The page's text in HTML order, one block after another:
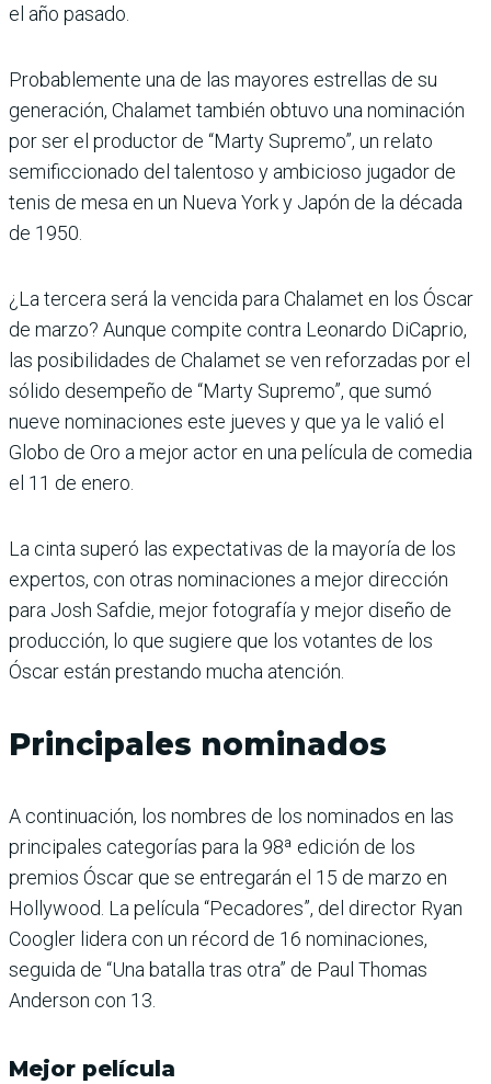
el año pasado.
Probablemente una de las mayores estrellas de su
generación, Chalamet también obtuvo una nominación
por ser el productor de “Marty Supremo”, un relato
semificcionado del talentoso y ambicioso jugador de
tenis de mesa en un Nueva York y Japón de la década
de 1950.
¿La tercera será la vencida para Chalamet en los Óscar
de marzo? Aunque compite contra Leonardo DiCaprio,
las posibilidades de Chalamet se ven reforzadas por el
sólido desempeño de “Marty Supremo”, que sumó
nueve nominaciones este jueves y que ya le valió el
Globo de Oro a mejor actor en una película de comedia
el 11 de enero.
La cinta superó las expectativas de la mayoría de los
expertos, con otras nominaciones a mejor dirección
para Josh Safdie, mejor fotografía y mejor diseño de
producción, lo que sugiere que los votantes de los
Óscar están prestando mucha atención.
Principales nominados
A continuación, los nombres de los nominados en las
principales categorías para la 98ª edición de los
premios Óscar que se entregarán el 15 de marzo en
Hollywood. La película “Pecadores”, del director Ryan
Coogler lidera con un récord de 16 nominaciones,
seguida de “Una batalla tras otra” de Paul Thomas
Anderson con 13.
Mejor película